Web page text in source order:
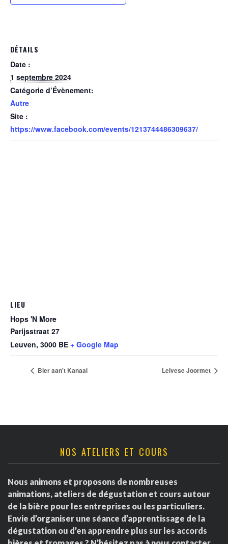
DÉTAILS
Date :
1 septembre 2024
Catégorie d’Évènement:
Autre
Site :
https://www.facebook.com/events/1213744486309637/
LIEU
Hops 'N More
Parijsstraat 27
Leuven, 3000 BE + Google Map
Bier aan't Kanaal Leivese Joormet
NOS ATELIERS ET COURS
Nous animons et proposons de nombreuses
animations, ateliers de dégustation et cours autour
de la bière pour les entreprises ou les particuliers.
Envie d’organiser une séance d’apprentissage de la
dégustation ou d’en apprendre plus sur les accords